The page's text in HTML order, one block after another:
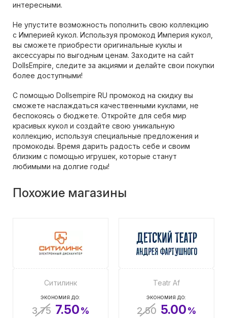
интересными.
Не упустите возможность пополнить свою коллекцию
с Империей кукол. Используя промокод Империя кукол,
вы сможете приобрести оригинальные куклы и
аксессуары по выгодным ценам. Заходите на сайт
DollsEmpire, следите за акциями и делайте свои покупки
более доступными!
С помощью Dollsempire RU промокод на скидку вы
сможете наслаждаться качественными куклами, не
беспокоясь о бюджете. Откройте для себя мир
красивых кукол и создайте свою уникальную
коллекцию, используя специальные предложения и
промокоды. Время дарить радость себе и своим
близким с помощью игрушек, которые станут
любимыми на долгие годы!
Похожие магазины
Ситилинк
ЭКОНОМИЯ ДО:
3.75 7.50%
Teatr Af
ЭКОНОМИЯ ДО:
2.50 5.00%